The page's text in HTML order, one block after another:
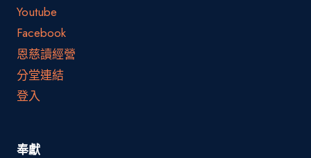
Youtube
Facebook
恩慈讀經營
分堂連結
登入
奉獻